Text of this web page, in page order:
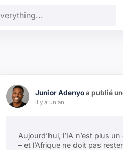
Junior Adenyoa publié
il y a un an
Aujourd’hui, l’IA n’est plus
– et l’Afrique ne doit pas